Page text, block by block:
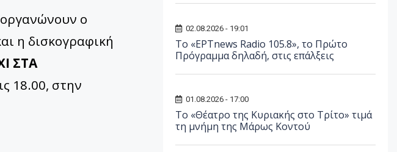
ο
η δισκογραφική
ΣΤΑ
18.00, στην
02.08.2026 - 19:01
Το «ΕΡΤnews Radio 105.8», το Πρώτο
Πρόγραμμα δηλαδή, στις επάλξεις
01.08.2026 - 17:00
Το «Θέατρο της Κυριακής στο Τρίτο» τιμά
τη μνήμη της Μάρως Κοντού